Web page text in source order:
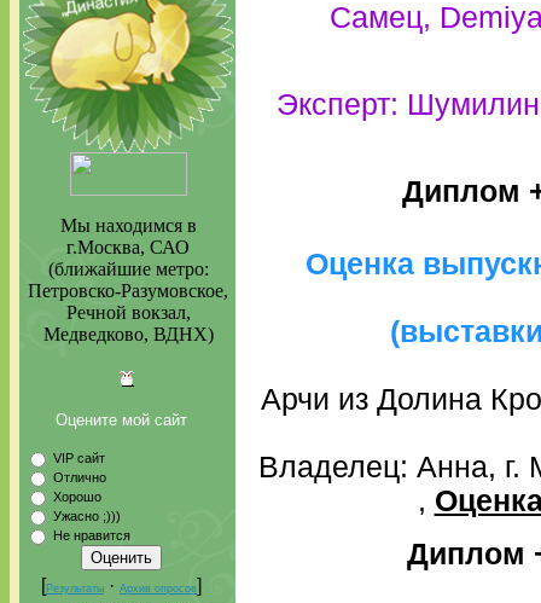
Мы находимся в
г.Москва, САО
(ближайшие метро:
Петровско-Разумовское,
Речной вокзал,
Медведково, ВДНХ)
Оцените мой сайт
VIP сайт
Отлично
Хорошо
Ужасно ;)))
Не нравится
[Результаты · Архив опросов]
Самец,
Эксперт:
Диплом
Оценка
Арчи из Долина
Владелец: Анна,
,
Диплом